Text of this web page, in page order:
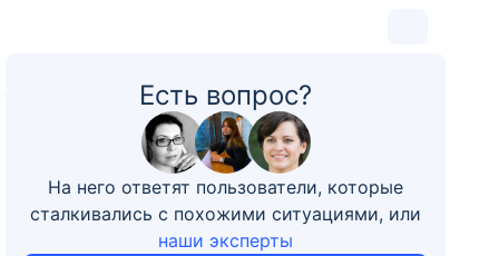
Есть вопрос?
На него ответят пользователи, которые
сталкивались с похожими ситуациями, или
наши эксперты